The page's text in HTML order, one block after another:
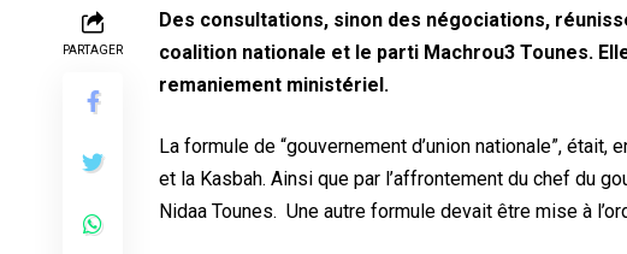
PARTAGER
Des consultations, sinon des négociations,
coalition nationale et le parti Machrou3 Tounes.
remaniement ministériel.
La formule de “gouvernement d’union nationale”,
et la Kasbah. Ainsi que par l’affrontement du chef du
Nidaa Tounes. Une autre formule devait être mise à